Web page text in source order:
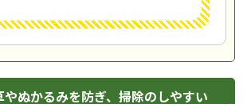
ぬかるみを防ぎ、掃除のしやすい